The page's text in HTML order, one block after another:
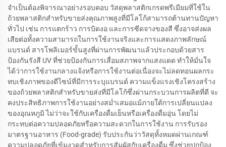
จำเป็นต้องพิจารณาอย่างรอบคอบ วัสดุพลาสติกเกรดพรีเมียมที่ใช้ใน
ถ้วยพลาสติกสำหรับขายส่งคุณภาพสูงที่มีโลโก้สามารถต้านทานปัญหา
ทั่วไป เช่น การแตกร้าว การบิดงอ และการซีดจางของสี ซึ่งอาจส่งผล
เสียต่อทั้งความสามารถในการใช้งานจริงและการแสดงภาพลักษณ์
แบรนด์ สารโพลิเมอร์ขั้นสูงที่ผ่านการพัฒนาแล้วประกอบด้วยสาร
ป้องกันรังสี UV ที่ช่วยป้องกันการเสื่อมสภาพจากแสงแดด ทำให้มั่นใจ
ได้ว่าการใช้งานกลางแจ้งหรือการใช้งานต่อเนื่องจะไม่ลดทอนผลกระ
ทบเชิงภาพของดีไซน์ที่มีการระบุแบรนด์ ความแข็งแรงเชิงโครงสร้าง
ของถ้วยพลาสติกสำหรับขายส่งที่มีโลโก้ซึ่งผ่านกระบวนการผลิตที่ดี จะ
คงประสิทธิภาพการใช้งานอย่างสม่ำเสมอแม้ภายใต้การเปลี่ยนแปลง
ของอุณหภูมิ ไม่ว่าจะใช้กับเครื่องดื่มเย็นหรือเครื่องดื่มอุ่น โดยไม่
กระทบต่อความปลอดภัยหรือความสะดวกในการใช้งาน การรับรอง
มาตรฐานอาหาร (Food-grade) รับประกันว่าวัสดุทั้งหมดผ่านเกณฑ์
ความปลอดภัยที่เข้มงวดสำหรับการสัมผัสกับเครื่องดื่ม ซึ่งช่วยปกป้อง